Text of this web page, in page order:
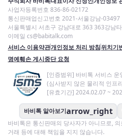
사업자등록번호 836-86-02172
통신판매업신고번호 2021-서울강남-03497
서울특별시 서초구 강남대로 363 363강남
이메일 cs@babitalk.com
서비스 이용약관개인정보 처리 방침위치기
명예훼손 게시중단 요청
[인증범위] 바비톡 서비스 운
(심사받지 않은 물리적 인프
[유효기간] 2024.02.07 ~
바비톡 알아보기arrow_right
바비톡은 통신판매의 당사자가 아니므로,
거래 등에 대해 책임을 지지 않습니다.